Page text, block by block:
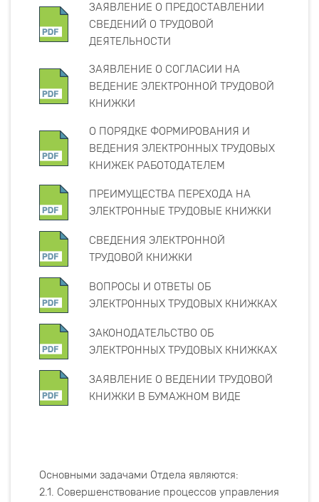
ЗАЯВЛЕНИЕ О ПРЕДОСТАВЛЕНИИ
СВЕДЕНИЙ О ТРУДОВОЙ
ДЕЯТЕЛЬНОСТИ
ЗАЯВЛЕНИЕ О СОГЛАСИИ НА
ВЕДЕНИЕ ЭЛЕКТРОННОЙ ТРУДОВОЙ
КНИЖКИ
О ПОРЯДКЕ ФОРМИРОВАНИЯ И
ВЕДЕНИЯ ЭЛЕКТРОННЫХ ТРУДОВЫХ
КНИЖЕК РАБОТОДАТЕЛЕМ
ПРЕИМУЩЕСТВА ПЕРЕХОДА НА
ЭЛЕКТРОННЫЕ ТРУДОВЫЕ КНИЖКИ
СВЕДЕНИЯ ЭЛЕКТРОННОЙ
ТРУДОВОЙ КНИЖКИ
ВОПРОСЫ И ОТВЕТЫ ОБ
ЭЛЕКТРОННЫХ ТРУДОВЫХ КНИЖКАХ
ЗАКОНОДАТЕЛЬСТВО ОБ
ЭЛЕКТРОННЫХ ТРУДОВЫХ КНИЖКАХ
ЗАЯВЛЕНИЕ О ВЕДЕНИИ ТРУДОВОЙ
КНИЖКИ В БУМАЖНОМ ВИДЕ
Основными задачами Отдела являются:
2.1. Совершенствование процессов управления